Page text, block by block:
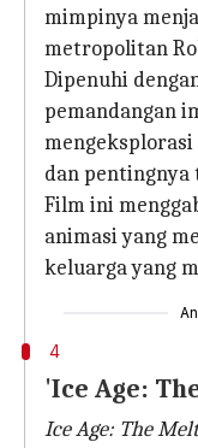
mimpinya
metropolitan
Dipenuhi
pemandangan
mengeksplorasi
dan
Film ini
animasi yang
keluarga yang
4
'Ice Age:
Ice Age: The